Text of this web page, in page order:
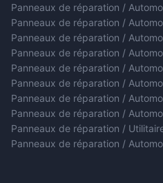
Panneaux de réparation /
Panneaux de réparation /
Panneaux de réparation /
Panneaux de réparation /
Panneaux de réparation /
Panneaux de réparation /
Panneaux de réparation /
Panneaux de réparation /
Panneaux de réparation /
Panneaux de réparation /